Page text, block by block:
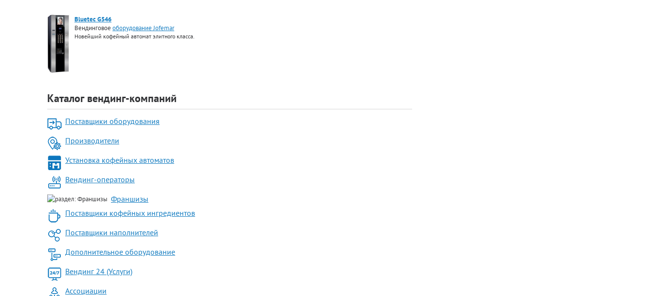
Bluetec G546
Вендинговоеоборудование Jofemar
Новейший кофейный автомат элитного класса.
Каталог вендинг-компаний
Поставщики оборудования
Производители
Установка кофейных автоматов
Вендинг-операторы
Франшизы
Поставщики кофейных ингредиентов
Поставщики наполнителей
Дополнительное оборудование
Вендинг 24 (Услуги)
Ассоциации